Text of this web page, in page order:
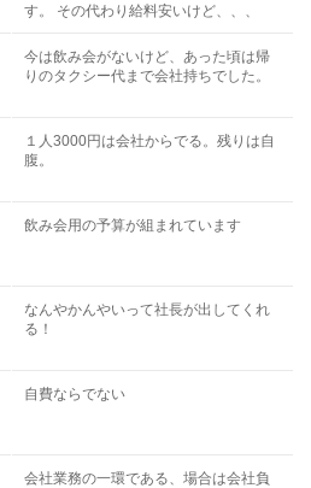
す。 その代わり給料安いけど、、、
今は飲み会がないけど、あった頃は帰
りのタクシー代まで会社持ちでした。
１人3000円は会社からでる。残りは自
腹。
飲み会用の予算が組まれています
なんやかんやいって社長が出してくれ
る！
自費ならでない
会社業務の一環である、場合は会社負